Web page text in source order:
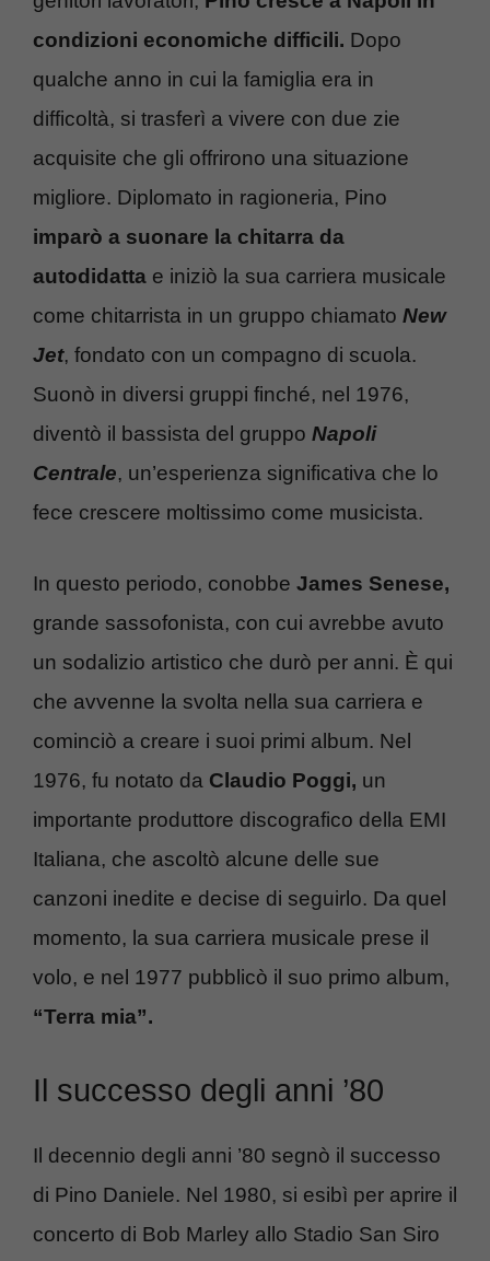
condizioni economiche difficili. Dopo
qualche anno in cui la famiglia era in
difficoltà, si trasferì a vivere con due zie
acquisite che gli offrirono una situazione
migliore. Diplomato in ragioneria, Pino
imparò a suonare la chitarra da
autodidatta e iniziò la sua carriera musicale
come chitarrista in un gruppo chiamato New
Jet, fondato con un compagno di scuola.
Suonò in diversi gruppi finché, nel 1976,
diventò il bassista del gruppo Napoli
Centrale, un’esperienza significativa che lo
fece crescere moltissimo come musicista.
In questo periodo, conobbe James Senese,
grande sassofonista, con cui avrebbe avuto
un sodalizio artistico che durò per anni. È qui
che avvenne la svolta nella sua carriera e
cominciò a creare i suoi primi album. Nel
1976, fu notato da Claudio Poggi, un
importante produttore discografico della EMI
Italiana, che ascoltò alcune delle sue
canzoni inedite e decise di seguirlo. Da quel
momento, la sua carriera musicale prese il
volo, e nel 1977 pubblicò il suo primo album,
“Terra mia”.
Il successo degli anni ’80
Il decennio degli anni ’80 segnò il successo
di Pino Daniele. Nel 1980, si esibì per aprire il
concerto di Bob Marley allo Stadio San Siro